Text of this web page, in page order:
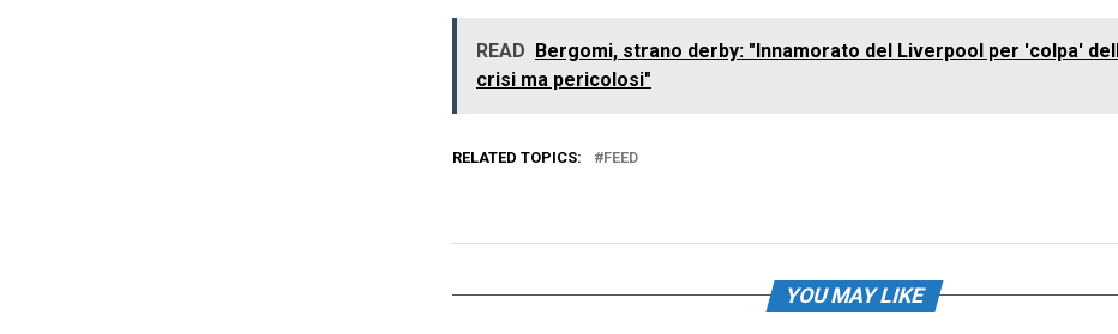
READ Bergomi, strano derby: "Innamorato del Liverpool per 'colpa'
crisi ma pericolosi"
RELATED TOPICS: FEED
YOU MAY LIKE